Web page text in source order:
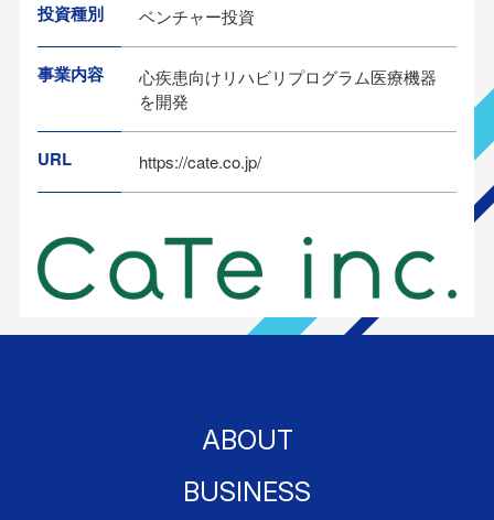
投資種別 ベンチャー投資
事業内容
心疾患向けリハビリプログラム医療機器
を開発
URL https://cate.co.jp/
ABOUT
BUSINESS